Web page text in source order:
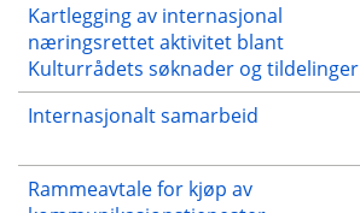
Kartlegging av internasjonal
næringsrettet aktivitet blant
Kulturrådets søknader og tildelinger
Internasjonalt samarbeid
Rammeavtale for kjøp av